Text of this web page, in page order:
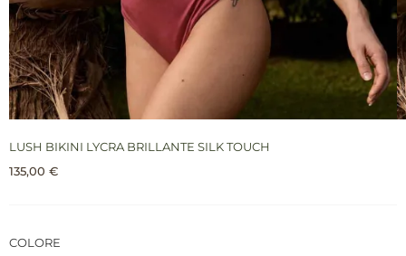
LUSH BIKINI LYCRA BRILLANTE SILK TOUCH
135,00 €
COLORE